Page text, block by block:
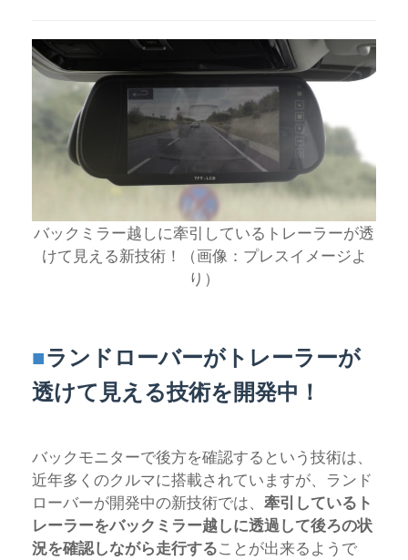
バックミラー越しに牽引しているトレーラーが透
けて見える新技術！（画像：プレスイメージよ
り）
■ランドローバーがトレーラーが
透けて見える技術を開発中！
バックモニターで後方を確認するという技術は、
近年多くのクルマに搭載されていますが、ランド
ローバーが開発中の新技術では、 牽引しているト
レーラーをバックミラー越しに透過して後ろの状
況を確認しながら走行することが出来るようで